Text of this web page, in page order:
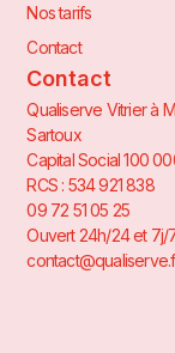
Nos tarifs
Contact
Contact
Qualiserve Vitrier à
Sartoux
Capital Social 100
RCS : 534 921 838
09 72 51 05 25
Ouvert 24h/24 et 7j/